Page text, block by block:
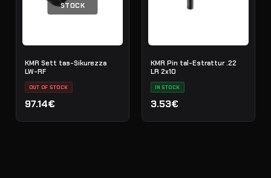
STOCK
KMR Sett tas-Sikurezza
LW-RF
OUT OF STOCK
97.14€
KMR Pin tal-Estrattur .22
LR 2x10
IN STOCK
3.53€